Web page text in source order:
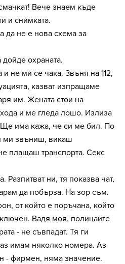
Вече знаем къде
и снимката.
да не е нова схема за
охраната.
не ми се чака. Звъня на 112,
казват изпращаме
им. Жената стои на
и ме гледа лошо. Излиза
Ще има кажа, че си ме бил. По
ми звъниш, викаш
плащаш транспорта. Секс
Разпитват ни, тя показва чат,
да побърза. На зор съм.
от който е поръчана, който
Вадя моя, полицаите
- не съвпадат. Тя ги
имам няколко номера. Аз
- фирмен, няма значение.